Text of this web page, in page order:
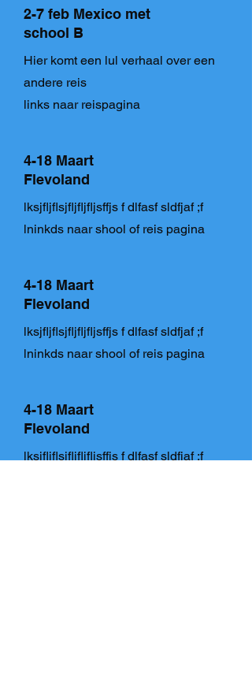
2-7 feb Mexico met
school B
Hier komt een lul verhaal over een
andere reis
links naar reispagina
4-18 Maart
Flevoland
lksjfljflsjfljfljfljsffjs f dlfasf sldfjaf ;f
lninkds naar shool of reis pagina
4-18 Maart
Flevoland
lksjfljflsjfljfljfljsffjs f dlfasf sldfjaf ;f
lninkds naar shool of reis pagina
4-18 Maart
Flevoland
lksjfljflsjfljfljfljsffjs f dlfasf sldfjaf ;f